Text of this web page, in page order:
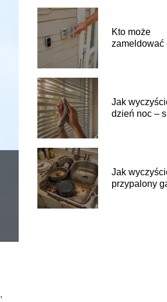
Kto może
zameldować
Jak
dzień noc –
Jak
przypalony